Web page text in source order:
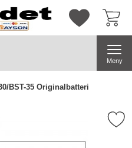
för butiksnamn
Mina
Meny
BST-35 Originalbatteri
sony Ericsson BST-30/